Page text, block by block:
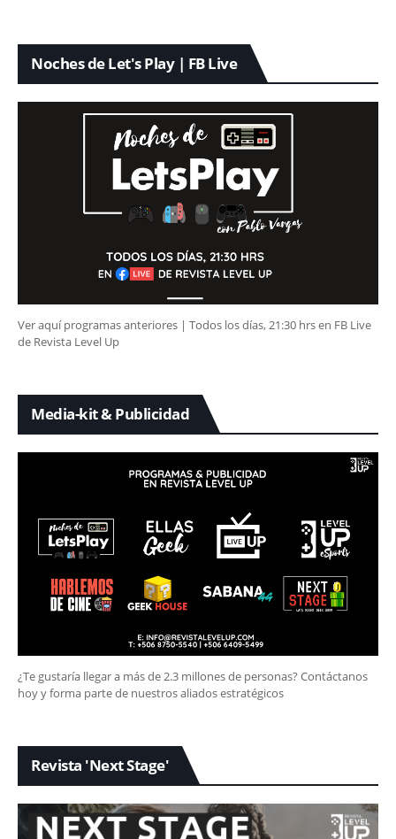
Noches de Let's Play | FB Live
Ver aquí programas anteriores | Todos los días, 21:30 hrs en FB Live
de Revista Level Up
Media-kit & Publicidad
¿Te gustaría llegar a más de 2.3 millones de personas? Contáctanos
hoy y forma parte de nuestros aliados estratégicos
Revista 'Next Stage'